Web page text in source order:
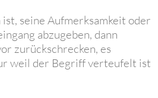
seine Aufmerksamkeit oder
abzugeben, dann
zurückschrecken, es
weil der Begriff verteufelt ist